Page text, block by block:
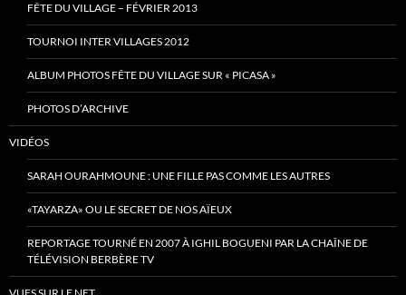
FÊTE DU VILLAGE – FÉVRIER 2013
TOURNOI INTER VILLAGES 2012
ALBUM PHOTOS FÊTE DU VILLAGE SUR « PICASA »
PHOTOS D’ARCHIVE
VIDÉOS
SARAH OURAHMOUNE : UNE FILLE PAS COMME LES AUTRES
«TAYARZA» OU LE SECRET DE NOS AÏEUX
REPORTAGE TOURNÉ EN 2007 À IGHIL BOGUENI PAR LA CHAÎNE DE
TÉLÉVISION BERBÈRE TV